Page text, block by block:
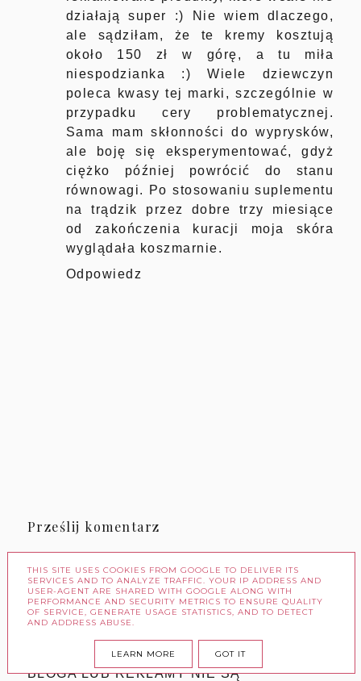
działają super :) Nie wiem dlaczego,
ale sądziłam, że te kremy kosztują
około 150 zł w górę, a tu miła
niespodzianka :) Wiele dziewczyn
poleca kwasy tej marki, szczególnie w
przypadku cery problematycznej.
Sama mam skłonności do wyprysków,
ale boję się eksperymentować, gdyż
ciężko później powrócić do stanu
równowagi. Po stosowaniu suplementu
na trądzik przez dobre trzy miesiące
od zakończenia kuracji moja skóra
wyglądała koszmarnie.
Odpowiedz
Prześlij komentarz
☆ Jest mi bardzo miło, kiedy odwiedzasz to
miejsce i zostawiasz swój ślad. Jednak
pamiętaj!
NIEOPŁACONE LINKI, LINKI DO ADRESÓW
BLOGA LUB REKLAMY NIE SĄ
THIS SITE USES COOKIES FROM GOOGLE TO DELIVER ITS
SERVICES AND TO ANALYZE TRAFFIC. YOUR IP ADDRESS AND
USER-AGENT ARE SHARED WITH GOOGLE ALONG WITH
PERFORMANCE AND SECURITY METRICS TO ENSURE QUALITY
OF SERVICE, GENERATE USAGE STATISTICS, AND TO DETECT
AND ADDRESS ABUSE.
LEARN MORE GOT IT